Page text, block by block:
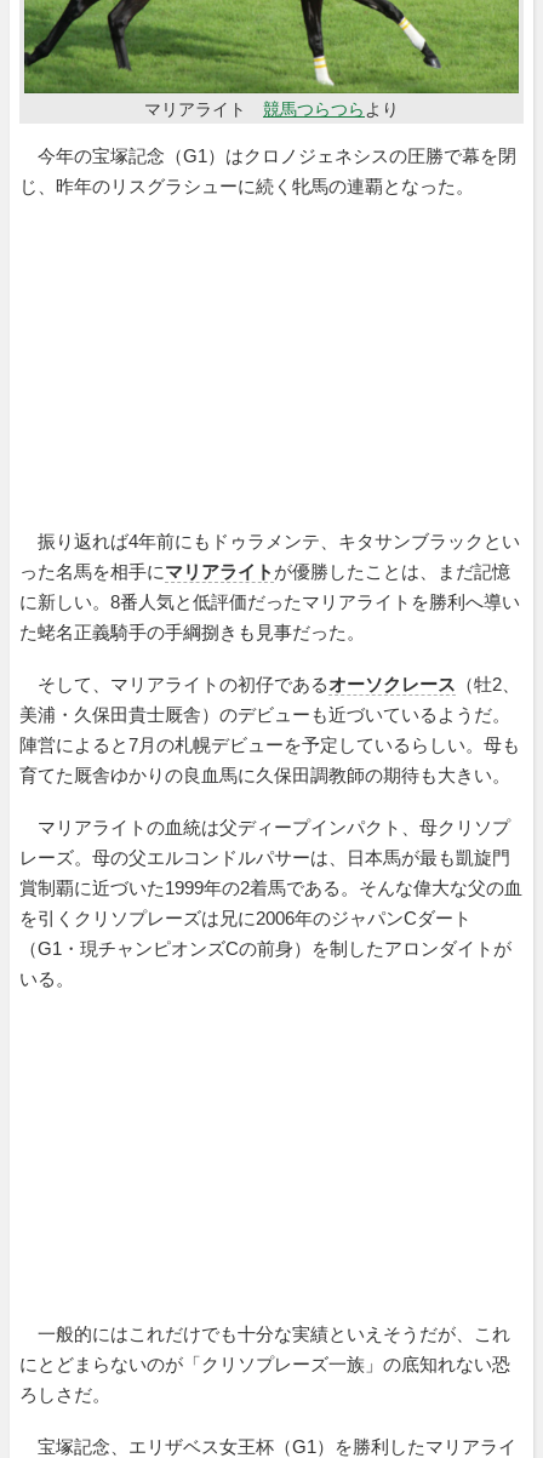
マリアライト 競馬つらつら より
今年の宝塚記念（G1）はクロノジェネシスの圧勝で幕を閉
じ、昨年のリスグラシューに続く牝馬の連覇となった。
振り返れば4年前にもドゥラメンテ、キタサンブラックとい
った名馬を相手にマリアライト が優勝したことは、まだ記憶
に新しい。8番人気と低評価だったマリアライトを勝利へ導い
た蛯名正義騎手の手綱捌きも見事だった。
そして、マリアライトの初仔であるオーソクレース （牡2、
美浦・久保田貴士厩舎）のデビューも近づいているようだ。
陣営によると7月の札幌デビューを予定しているらしい。母も
育てた厩舎ゆかりの良血馬に久保田調教師の期待も大きい。
マリアライトの血統は父ディープインパクト、母クリソプ
レーズ。母の父エルコンドルパサーは、日本馬が最も凱旋門
賞制覇に近づいた1999年の2着馬である。そんな偉大な父の血
を引くクリソプレーズは兄に2006年のジャパンCダート
（G1・現チャンピオンズCの前身）を制したアロンダイトが
いる。
一般的にはこれだけでも十分な実績といえそうだが、これ
にとどまらないのが「クリソプレーズ一族」の底知れない恐
ろしさだ。
宝塚記念、エリザベス女王杯（G1）を勝利したマリアライ